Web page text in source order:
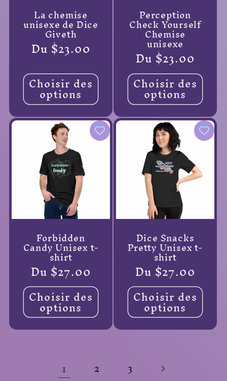
La chemise
unisexe de Dice
Giveth
Prix
habituel
Du $23.00
Choisir des
options
Perception
Check Yourself
Chemise
unisexe
Prix
habituel
Du $23.00
Choisir des
options
Forbidden
Candy Unisex t-
shirt
Prix
habituel
Du $27.00
Choisir des
options
Dice Snacks
Pretty Unisex t-
shirt
Prix
habituel
Du $27.00
Choisir des
options
1 2 3